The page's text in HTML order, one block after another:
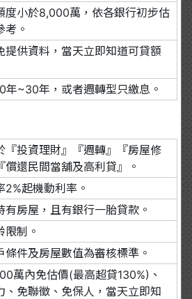
度小於8,000萬，依各銀行初步估
考。
提供資料，當天立即知道可貸額
年~30年，或者週轉型只繳息。
『投資理財』『週轉』『房屋修
償還民間當舖及高利貸』。
2%起機動利率。
有房屋，且有銀行一胎貸款。
限制。
條件及房屋數值為審核標準。
萬內免估價(最高超貸130%)、
、免聯徵、免保人，當天立即知